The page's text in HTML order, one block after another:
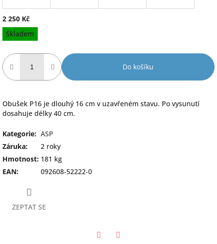
2 250 Kč
Měrná
cena:
Skladem
Do košíku
Obušek P16 je dlouhý 16 cm v uzavřeném stavu. Po vysunutí
dosahuje délky 40 cm.
Kategorie: ASP
Záruka:
2 roky
Hmotnost: 181 kg
EAN: 092608-52222-0
ZEPTAT SE